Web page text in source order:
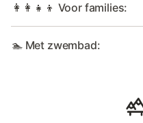
👩‍👩‍👧‍👦 Voor families:
🏊 Met zwembad: